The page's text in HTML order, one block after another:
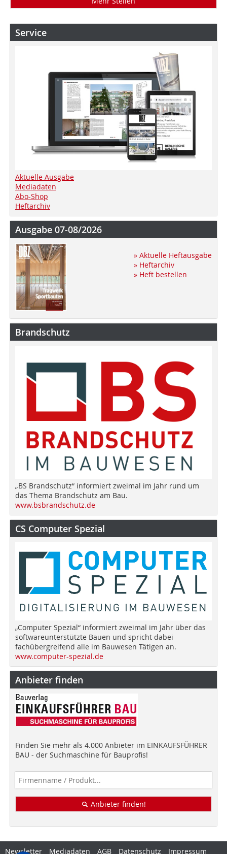
Service
Aktuelle Ausgabe
Mediadaten
Abo-Shop
Heftarchiv
Ausgabe 07-08/2026
» Aktuelle Heftausgabe
» Heftarchiv
» Heft bestellen
Brandschutz
„BS Brandschutz“ informiert zweimal im Jahr rund um
das Thema Brandschutz am Bau.
www.bsbrandschutz.de
CS Computer Spezial
„Computer Spezial“ informiert zweimal im Jahr über das
softwareunterstützte Bauen und spricht dabei
fachübergreifend alle im Bauwesen Tätigen an.
www.computer-spezial.de
Anbieter finden
Finden Sie mehr als 4.000 Anbieter im EINKAUFSFÜHRER
BAU - der Suchmaschine für Bauprofis!
Anbieter finden!
Newsletter Mediadaten AGB Datenschutz Impressum